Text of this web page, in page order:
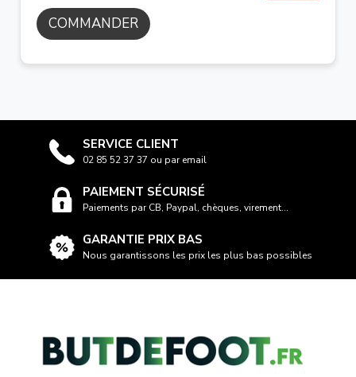
COMMANDER
SERVICE CLIENT
02 85 52 37 37 ou par email
PAIEMENT SÉCURISÉ
Paiements par CB, Paypal, chèques, virement...
GARANTIE PRIX BAS
Nous garantissons les prix les plus bas possibles